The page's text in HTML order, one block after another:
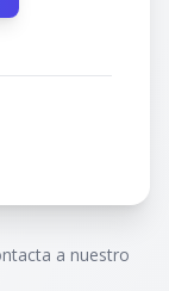
a nuestro